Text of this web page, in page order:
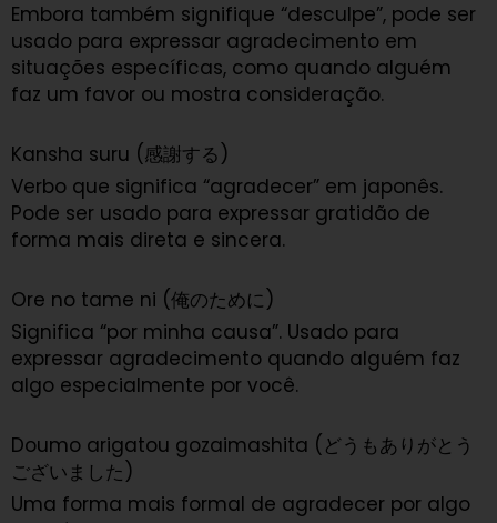
Embora também signifique “desculpe”, pode ser
usado para expressar agradecimento em
situações específicas, como quando alguém
faz um favor ou mostra consideração.
Kansha suru (感謝する)
Verbo que significa “agradecer” em japonês.
Pode ser usado para expressar gratidão de
forma mais direta e sincera.
Ore no tame ni (俺のために)
Significa “por minha causa”. Usado para
expressar agradecimento quando alguém faz
algo especialmente por você.
Doumo arigatou gozaimashita (どうもありがとう
ございました)
Uma forma mais formal de agradecer por algo